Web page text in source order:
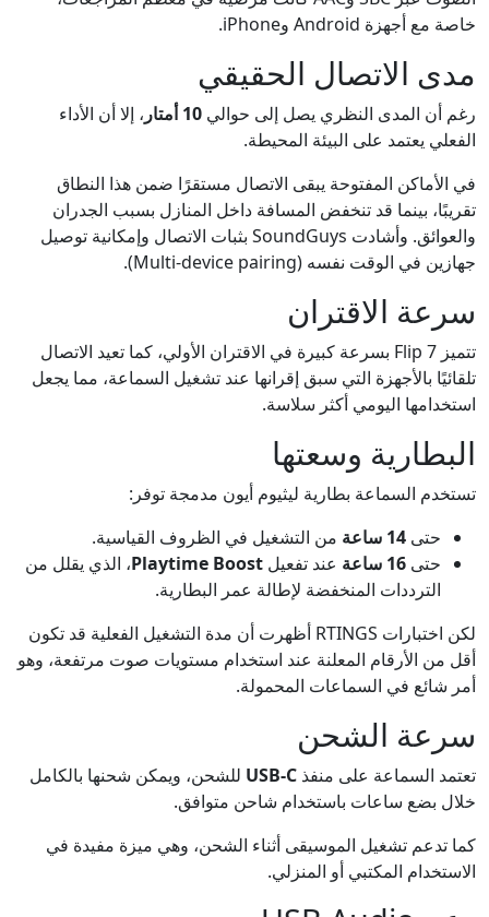
خاصة مع أجهزة Android وiPhone.
مدى الاتصال الحقيقي
رغم أن المدى النظري يصل إلى حوالي 10 أمتار
، إلا أن الأداء
الفعلي يعتمد على البيئة المحيطة.
في الأماكن المفتوحة يبقى الاتصال مستقرًا ضمن هذا النطاق
تقريبًا، بينما قد تنخفض المسافة داخل المنازل بسبب الجدران
والعوائق. وأشادت SoundGuys بثبات الاتصال وإمكانية توصيل
جهازين في الوقت نفسه (Multi-device pairing).
سرعة الاقتران
تتميز Flip 7 بسرعة كبيرة في الاقتران الأولي، كما تعيد الاتصال
تلقائيًا بالأجهزة التي سبق إقرانها عند تشغيل السماعة، مما يجعل
استخدامها اليومي أكثر سلاسة.
البطارية وسعتها
تستخدم السماعة بطارية ليثيوم أيون مدمجة توفر:
حتى 14 ساعة
من التشغيل في الظروف القياسية.
حتى 16 ساعة عند تفعيل Playtime Boost، الذي يقلل من
الترددات المنخفضة لإطالة عمر البطارية.
لكن اختبارات RTINGS أظهرت أن مدة التشغيل الفعلية قد تكون
أقل من الأرقام المعلنة عند استخدام مستويات صوت مرتفعة، وهو
أمر شائع في السماعات المحمولة.
سرعة الشحن
تعتمد السماعة على منفذ USB-C للشحن، ويمكن شحنها بالكامل
خلال بضع ساعات باستخدام شاحن متوافق.
كما تدعم تشغيل الموسيقى أثناء الشحن، وهي ميزة مفيدة في
الاستخدام المكتبي أو المنزلي.